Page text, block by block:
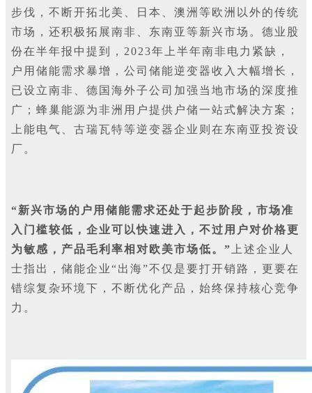
步伐，不断开拓北美、日本、澳洲等欧洲以外的传统
市场，还积极拓展南非、东南亚等新兴市场。德业股
份在半年报中提到，2023年上半年南非电力紧缺，
户用储能需求暴增，公司储能逆变器收入大幅增长，
已设立南非、德国海外子公司加强当地市场的深度推
广；蜂巢能源为非洲用户提供户储一站式解决方案；
上能电气、古瑞瓦特等逆变器企业则在东南亚投资设
厂。
“新兴市场的户用储能需求还处于起步阶段，市场准
入门槛较低，企业可以快速进入，不过用户对价格更
为敏感，产品毛利率相对欧美市场低。” 上述企业人
士指出，储能企业“出海”不仅是要打开销路，更要在
错综复杂环境下，不断优化产品，始终保持核心竞争
力。